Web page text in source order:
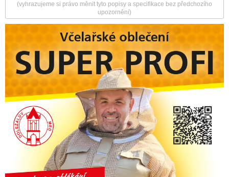
(vyhrazujeme si právo měnit tyto popisy a specifikace bez předchozího
upozornění)